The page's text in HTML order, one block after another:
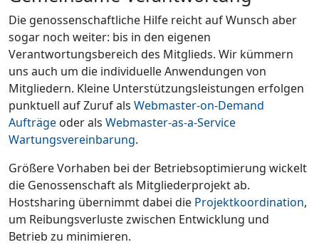
Die genossenschaftliche Hilfe reicht auf Wunsch aber
sogar noch weiter: bis in den eigenen
Verantwortungsbereich des Mitglieds. Wir kümmern
uns auch um die individuelle Anwendungen von
Mitgliedern. Kleine Unterstützungsleistungen erfolgen
punktuell auf Zuruf als Webmaster-on-Demand
Aufträge oder als Webmaster-as-a-Service
Wartungsvereinbarung.
Größere Vorhaben bei der Betriebsoptimierung wickelt
die Genossenschaft als Mitgliederprojekt ab.
Hostsharing übernimmt dabei die Projektkoordination,
um Reibungsverluste zwischen Entwicklung und
Betrieb zu minimieren.